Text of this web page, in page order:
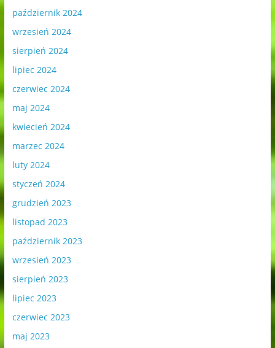
październik 2024
wrzesień 2024
sierpień 2024
lipiec 2024
czerwiec 2024
maj 2024
kwiecień 2024
marzec 2024
luty 2024
styczeń 2024
grudzień 2023
listopad 2023
październik 2023
wrzesień 2023
sierpień 2023
lipiec 2023
czerwiec 2023
maj 2023